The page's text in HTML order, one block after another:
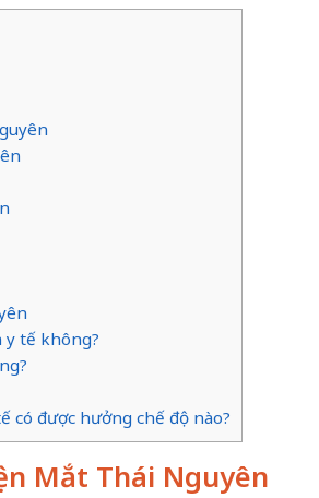
y tế không?
có được hưởng chế độ nào?
Mắt Thái Nguyên